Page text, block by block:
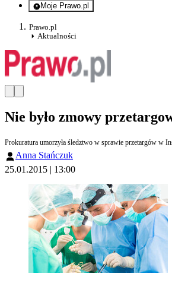
Moje Prawo.pl
- rejestracja i logowanie do
Prawo.pl
Aktualności
Nie było zmowy
Prokuratura umorzyła śledztwo w sprawie przetargów w
Anna Stańczuk
25.01.2015 | 13:00